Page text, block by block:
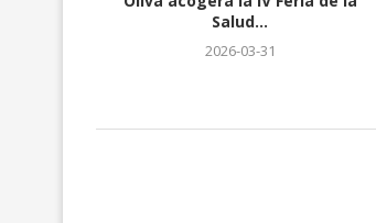
Salud...
2026-03-31